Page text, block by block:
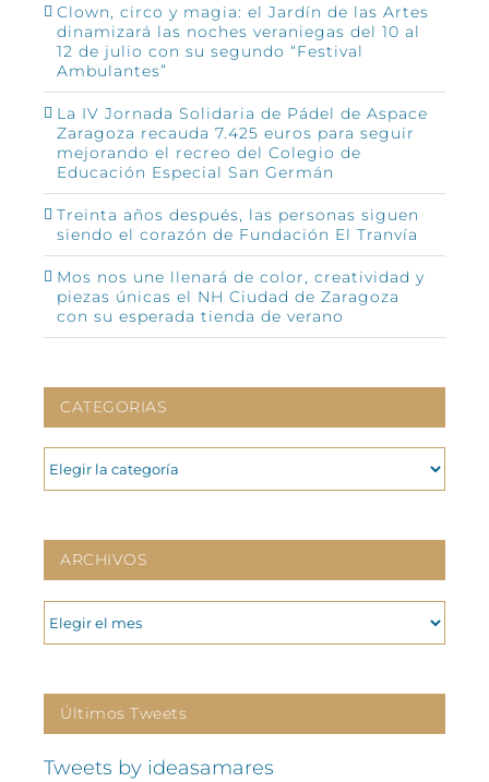
Clown, circo y magia: el Jardín de las Artes
dinamizará las noches veraniegas del 10 al
12 de julio con su segundo “Festival
Ambulantes”
La IV Jornada Solidaria de Pádel de Aspace
Zaragoza recauda 7.425 euros para seguir
mejorando el recreo del Colegio de
Educación Especial San Germán
Treinta años después, las personas siguen
siendo el corazón de Fundación El Tranvía
Mos nos une llenará de color, creatividad y
piezas únicas el NH Ciudad de Zaragoza
con su esperada tienda de verano
CATEGORIAS
CATEGORIAS
ARCHIVOS
ARCHIVOS
Últimos Tweets
Tweets by ideasamares